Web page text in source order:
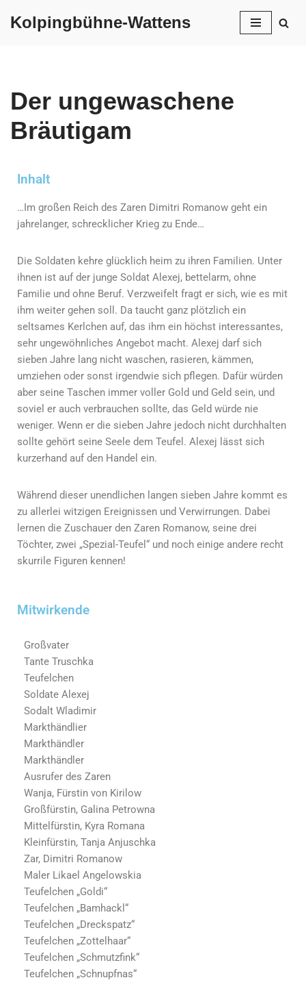
Kolpingbühne-Wattens
Der ungewaschene
Bräutigam
Inhalt
…Im großen Reich des Zaren Dimitri Romanow geht ein
jahrelanger, schrecklicher Krieg zu Ende…
Die Soldaten kehre glücklich heim zu ihren Familien. Unter
ihnen ist auf der junge Soldat Alexej, bettelarm, ohne
Familie und ohne Beruf. Verzweifelt fragt er sich, wie es mit
ihm weiter gehen soll. Da taucht ganz plötzlich ein
seltsames Kerlchen auf, das ihm ein höchst interessantes,
sehr ungewöhnliches Angebot macht. Alexej darf sich
sieben Jahre lang nicht waschen, rasieren, kämmen,
umziehen oder sonst irgendwie sich pflegen. Dafür würden
aber seine Taschen immer voller Gold und Geld sein, und
soviel er auch verbrauchen sollte, das Geld würde nie
weniger. Wenn er die sieben Jahre jedoch nicht durchhalten
sollte gehört seine Seele dem Teufel. Alexej lässt sich
kurzerhand auf den Handel ein.
Während dieser unendlichen langen sieben Jahre kommt es
zu allerlei witzigen Ereignissen und Verwirrungen. Dabei
lernen die Zuschauer den Zaren Romanow, seine drei
Töchter, zwei „Spezial-Teufel“ und noch einige andere recht
skurrile Figuren kennen!
Mitwirkende
Großvater
Tante Truschka
Teufelchen
Soldate Alexej
Sodalt Wladimir
Markthändlier
Markthändler
Markthändler
Ausrufer des Zaren
Wanja, Fürstin von Kirilow
Großfürstin, Galina Petrowna
Mittelfürstin, Kyra Romana
Kleinfürstin, Tanja Anjuschka
Zar, Dimitri Romanow
Maler Likael Angelowskia
Teufelchen „Goldi“
Teufelchen „Bamhackl“
Teufelchen „Dreckspatz“
Teufelchen „Zottelhaar“
Teufelchen „Schmutzfink“
Teufelchen „Schnupfnas“